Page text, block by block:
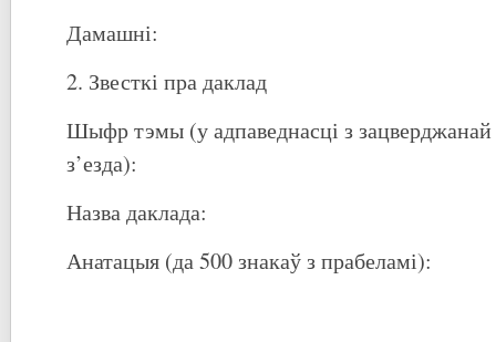
Дамашні:
2. Звесткі пра даклад
Шыфр тэмы (у адпаведнасці з
з’езда):
Назва даклада:
Анатацыя (да 500 знакаў з прабеламі):